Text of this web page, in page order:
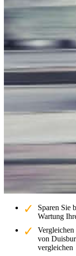
Sparen Sie
Wartung
von
vergleichen